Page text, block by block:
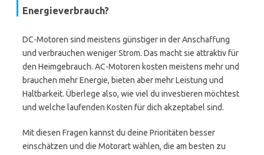
Energieverbrauch?
DC-Motoren sind meistens günstiger in der Anschaffung
und verbrauchen weniger Strom. Das macht sie attraktiv für
den Heimgebrauch. AC-Motoren kosten meistens mehr und
brauchen mehr Energie, bieten aber mehr Leistung und
Haltbarkeit. Überlege also, wie viel du investieren möchtest
und welche laufenden Kosten für dich akzeptabel sind.
Mit diesen Fragen kannst du deine Prioritäten besser
einschätzen und die Motorart wählen, die am besten zu